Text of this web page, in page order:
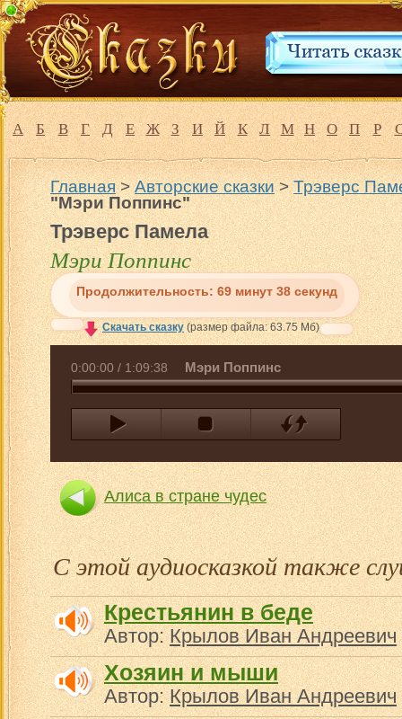
А Б В Г Д Е Ж З И Й К Л М Н О П Р
Главная>Авторские сказки>Трэверс
"Мэри Поппинс"
Трэверс Памела
Мэри Поппинс
Продолжительность: 69 минут 38 секунд
Скачать сказку(размер файла: 63.75 Мб)
0:00:00 / 1:09:38 Мэри Поппинс
Алиса в стране чудес
Чудесное путешествие
С этой аудиосказкой также
Крестьянин в беде
Автор:Крылов Иван Андреевич
Хозяин и мыши
Автор:Крылов Иван Андреевич